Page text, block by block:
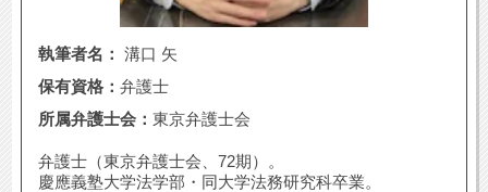
執筆者名： 溝口 矢
保有資格： 弁護士
所属弁護士会： 東京弁護士会
弁護士（東京弁護士会、72期）。
慶應義塾大学法学部・同大学法務研究科卒業。